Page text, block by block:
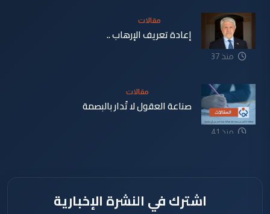
منذ 37
مقالات
إعادة تعريف الإرهاب ..
منذ 41
مقالات
صناعة العقول لا تُدار بالبصمة
اشترك في النشرة الإخبارية